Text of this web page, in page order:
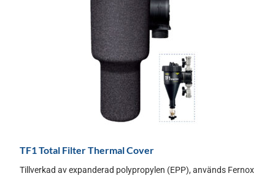
TF1 Total Filter Thermal Cover
Tillverkad av expanderad polypropylen (EPP), används Fernox